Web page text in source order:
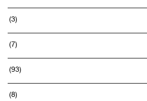
(3)
(7)
(93)
(8)